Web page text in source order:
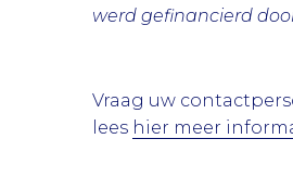
werd gefinancierd
Vraag uw
lees hier meer